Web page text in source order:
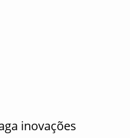
inovações